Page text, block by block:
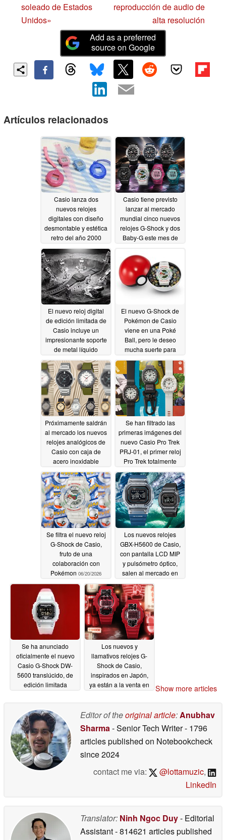
soleado de Estados
Unidos»
reproducción de audio de
alta resolución
Add as a preferred
source on Google
Artículos relacionados
Casio lanza dos
nuevos relojes
digitales con diseño
desmontable y estética
retro del año 2000
07/06/2026
Casio tiene previsto
lanzar al mercado
mundial cinco nuevos
relojes G-Shock y dos
Baby-G este mes de
El nuevo reloj digital
de edición limitada de
Casio incluye un
impresionante soporte
de metal líquido
07/01/2026
El nuevo G-Shock de
Pokémon de Casio
viene en una Poké
Ball, pero le deseo
mucha suerte para
conseguir uno06/26/2026
Próximamente saldrán
al mercado los nuevos
relojes analógicos de
Casio con caja de
acero inoxidable
06/24/2026
Se han filtrado las
primeras imágenes del
nuevo Casio Pro Trek
PRJ-01, el primer reloj
Pro Trek totalmente
analógico con correa
de mosquetón06/22/2026
Se filtra el nuevo reloj
G-Shock de Casio,
fruto de una
colaboración con
Pokémon 06/20/2026
Los nuevos relojes
GBX-H5600 de Casio,
con pantalla LCD MIP
y pulsómetro óptico,
salen al mercado en
EE. UU.06/18/2026
Se ha anunciado
oficialmente el nuevo
Casio G-Shock DW-
5600 translúcido, de
edición limitada
Los nuevos y
llamativos relojes G-
Shock de Casio,
inspirados en Japón,
ya están a la venta en
Show more articles
Editor of theoriginal article:Anubhav
Sharma- Senior Tech Writer- 1796
articles published on Notebookcheck
since 2024
contact me via:
@lottamuzic,
LinkedIn
Translator: Ninh Ngoc Duy- Editorial
Assistant- 814621 articles published